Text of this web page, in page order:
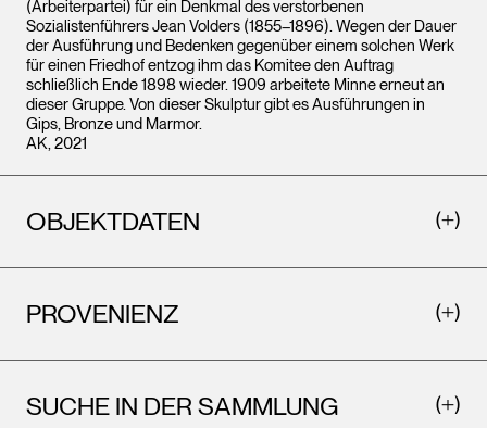
(Arbeiterpartei) für ein Denkmal des verstorbenen
Sozialistenführers Jean Volders (1855–1896). Wegen der Dauer
der Ausführung und Bedenken gegenüber einem solchen Werk
für einen Friedhof entzog ihm das Komitee den Auftrag
schließlich Ende 1898 wieder. 1909 arbeitete Minne erneut an
dieser Gruppe. Von dieser Skulptur gibt es Ausführungen in
Gips, Bronze und Marmor.
AK, 2021
OBJEKTDATEN
PROVENIENZ
SUCHE IN DER SAMMLUNG